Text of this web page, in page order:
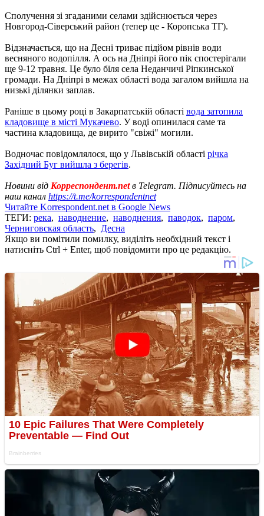
Сполучення зі згаданими селами здійснюється через
Новгород-Сіверський район (тепер це - Коропська ТГ).
Відзначається, що на Десні триває підйом рівнів води
весняного водопілля. А ось на Дніпрі його пік спостерігали
ще 9-12 травня. Це було біля села Неданчичі Ріпкинської
громади. На Дніпрі в межах області вода загалом вийшла на
низькі ділянки заплав.
Раніше в цьому році в Закарпатській області вода затопила
кладовище в місті Мукачево. У воді опинилася саме та
частина кладовища, де вирито "свіжі" могили.
Водночас повідомлялося, що у Львівській області річка
Західний Буг вийшла з берегів.
Новини від Корреспондент.netв Telegram. Підписуйтесь на
наш канал https://t.me/korrespondentnet
Читайте Korrespondent.net в Google News
ТЕГИ: река, наводнение, наводнения, паводок, паром,
Черниговская область, Десна
Якщо ви помітили помилку, виділіть необхідний текст і
натисніть Ctrl + Enter, щоб повідомити про це редакцію.